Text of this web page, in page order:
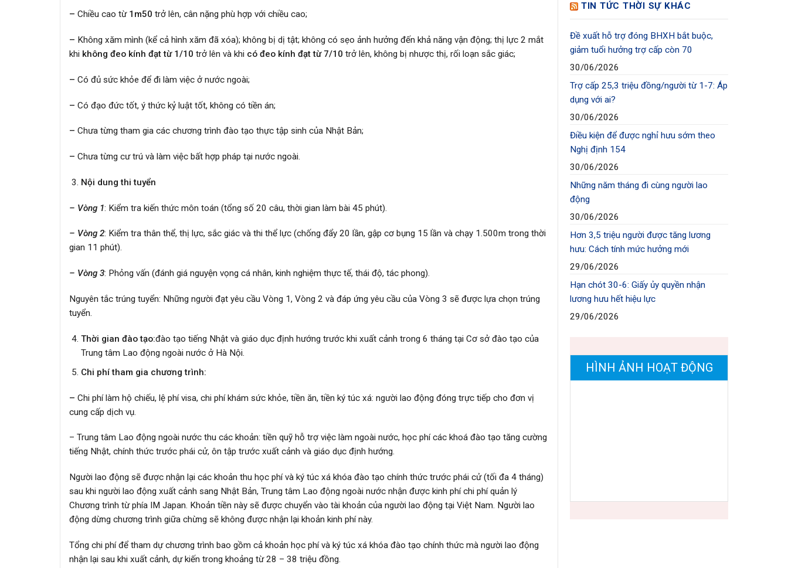
– Chiều cao từ 1m50 trở lên, cân nặng phù hợp với chiều cao;
– Không xăm mình (kể cả hình xăm đã xóa); không bị dị tật; không có sẹo ảnh hưởng đến khả năng vận động; thị lực 2 mắt
khi không đeo kính đạt từ 1/10 trở lên và khi có đeo kính đạt từ 7/10 trở lên, không bị nhược thị, rối loạn sắc giác;
– Có đủ sức khỏe để đi làm việc ở nước ngoài;
– Có đạo đức tốt, ý thức kỷ luật tốt, không có tiền án;
– Chưa từng tham gia các chương trình đào tạo thực tập sinh của Nhật Bản;
– Chưa từng cư trú và làm việc bất hợp pháp tại nước ngoài.
Nội dung thi tuyển
– Vòng 1: Kiểm tra kiến thức môn toán (tổng số 20 câu, thời gian làm bài 45 phút).
– Vòng 2: Kiểm tra thân thể, thị lực, sắc giác và thi thể lực (chống đẩy 20 lần, gập cơ bụng 15 lần và chạy 1.500m trong thời
gian 11 phút).
– Vòng 3: Phỏng vấn (đánh giá nguyện vọng cá nhân, kinh nghiệm thực tế, thái độ, tác phong).
Nguyên tắc trúng tuyển: Những người đạt yêu cầu Vòng 1, Vòng 2 và đáp ứng yêu cầu của Vòng 3 sẽ được lựa chọn trúng
tuyển.
Thời gian đào tạo:đào tạo tiếng Nhật và giáo dục định hướng trước khi xuất cảnh trong 6 tháng tại Cơ sở đào tạo của
Trung tâm Lao động ngoài nước ở Hà Nội.
Chi phí tham gia chương trình:
– Chi phí làm hộ chiếu, lệ phí visa, chi phí khám sức khỏe, tiền ăn, tiền ký túc xá: người lao động đóng trực tiếp cho đơn vị
cung cấp dịch vụ.
– Trung tâm Lao động ngoài nước thu các khoản: tiền quỹ hỗ trợ việc làm ngoài nước, học phí các khoá đào tạo tăng cường
tiếng Nhật, chính thức trước phái cử, ôn tập trước xuất cảnh và giáo dục định hướng.
Người lao động sẽ được nhận lại các khoản thu học phí và ký túc xá khóa đào tạo chính thức trước phái cử (tối đa 4 tháng)
sau khi người lao động xuất cảnh sang Nhật Bản, Trung tâm Lao động ngoài nước nhận được kinh phí chi phí quản lý
Chương trình từ phía IM Japan. Khoản tiền này sẽ được chuyển vào tài khoản của người lao động tại Việt Nam. Người lao
động dừng chương trình giữa chừng sẽ không được nhận lại khoản kinh phí này.
Tổng chi phí để tham dự chương trình bao gồm cả khoản học phí và ký túc xá khóa đào tạo chính thức mà người lao động
nhận lại sau khi xuất cảnh, dự kiến trong khoảng từ 28 – 38 triệu đồng.
TIN TỨC THỜI SỰ KHÁC
Đề xuất hỗ trợ đóng BHXH bắt buộc,
giảm tuổi hưởng trợ cấp còn 70
30/06/2026
Trợ cấp 25,3 triệu đồng/người từ 1-7: Áp
dụng với ai?
30/06/2026
Điều kiện để được nghỉ hưu sớm theo
Nghị định 154
30/06/2026
Những năm tháng đi cùng người lao
động
30/06/2026
Hơn 3,5 triệu người được tăng lương
hưu: Cách tính mức hưởng mới
29/06/2026
Hạn chót 30-6: Giấy ủy quyền nhận
lương hưu hết hiệu lực
29/06/2026
HÌNH ẢNH HOẠT ĐỘNG